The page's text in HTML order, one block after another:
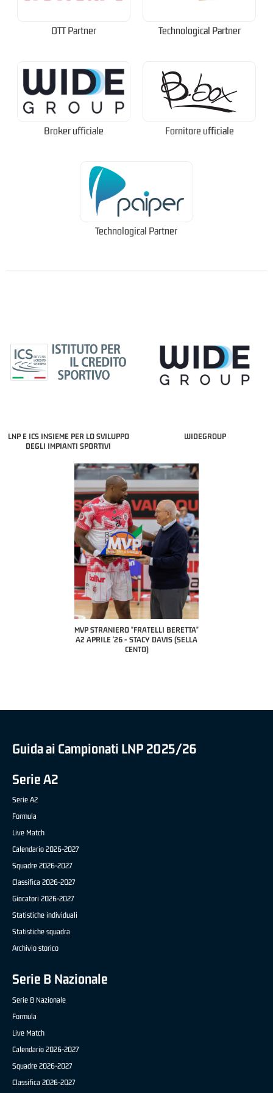
OTT Partner Technological Partner
Broker ufficiale Fornitore ufficiale
Technological Partner
LNP E ICS INSIEME PER LO SVILUPPO
DEGLI IMPIANTI SPORTIVI
WIDEGROUP
"FRATELLI BERETTA"
- STACY DAVIS (SELLA
MVP "FRATELLI BERETTA" SAMUEL
DILAS B NAZIONALE APRILE '26 -
MARCO RESTELLI (TAV TREVIGLIO
Guida ai Campionati LNP 2025/26
Serie A2
Serie A2
Formula
Live Match
Calendario 2026-2027
Squadre 2026-2027
Classifica 2026-2027
Giocatori 2026-2027
Statistiche individuali
Statistiche squadra
Archivio storico
Serie B Nazionale
Serie B Nazionale
Formula
Live Match
Calendario 2026-2027
Squadre 2026-2027
Classifica 2026-2027